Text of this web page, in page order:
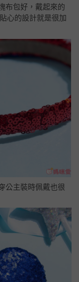
布包好，戴起來的
心的設計就是很加
公主裝時佩戴也很